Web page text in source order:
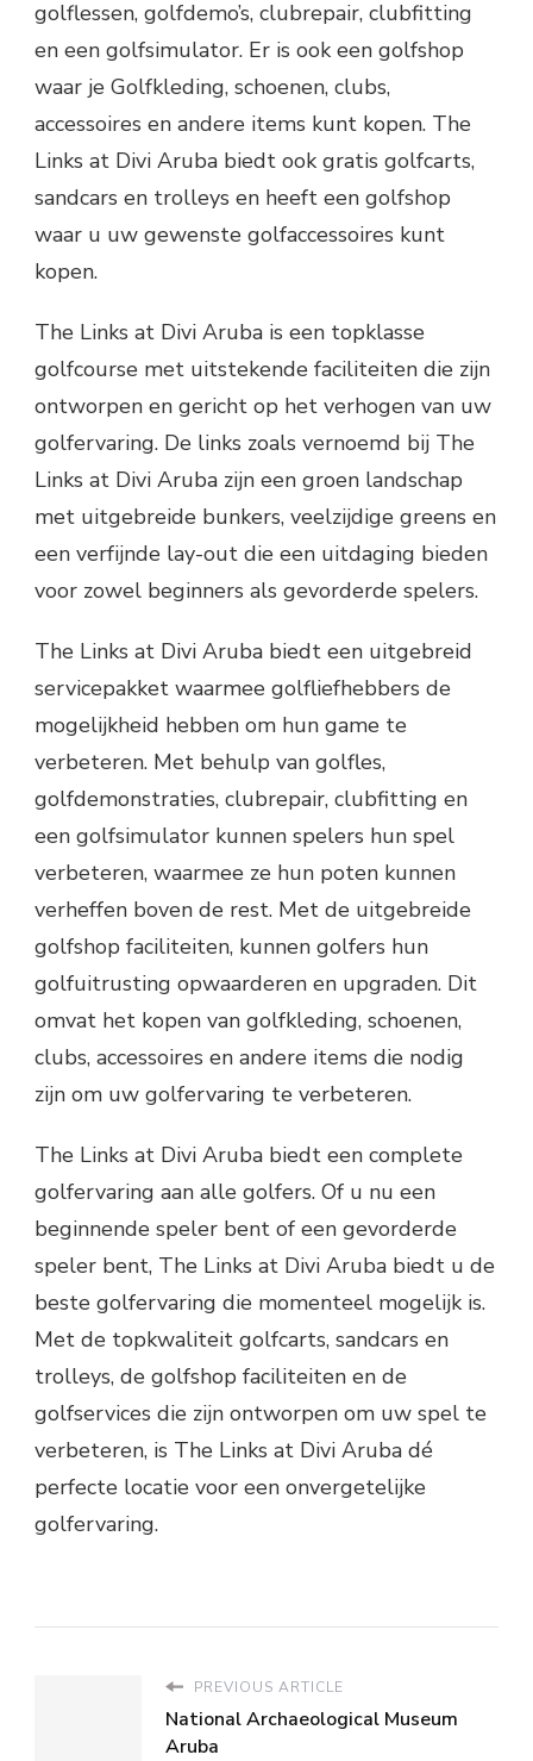
golflessen, golfdemo’s, clubrepair, clubfitting
en een golfsimulator. Er is ook een golfshop
waar je Golfkleding, schoenen, clubs,
accessoires en andere items kunt kopen. The
Links at Divi Aruba biedt ook gratis golfcarts,
sandcars en trolleys en heeft een golfshop
waar u uw gewenste golfaccessoires kunt
kopen.
The Links at Divi Aruba is een topklasse
golfcourse met uitstekende faciliteiten die zijn
ontworpen en gericht op het verhogen van uw
golfervaring. De links zoals vernoemd bij The
Links at Divi Aruba zijn een groen landschap
met uitgebreide bunkers, veelzijdige greens en
een verfijnde lay-out die een uitdaging bieden
voor zowel beginners als gevorderde spelers.
The Links at Divi Aruba biedt een uitgebreid
servicepakket waarmee golfliefhebbers de
mogelijkheid hebben om hun game te
verbeteren. Met behulp van golfles,
golfdemonstraties, clubrepair, clubfitting en
een golfsimulator kunnen spelers hun spel
verbeteren, waarmee ze hun poten kunnen
verheffen boven de rest. Met de uitgebreide
golfshop faciliteiten, kunnen golfers hun
golfuitrusting opwaarderen en upgraden. Dit
omvat het kopen van golfkleding, schoenen,
clubs, accessoires en andere items die nodig
zijn om uw golfervaring te verbeteren.
The Links at Divi Aruba biedt een complete
golfervaring aan alle golfers. Of u nu een
beginnende speler bent of een gevorderde
speler bent, The Links at Divi Aruba biedt u de
beste golfervaring die momenteel mogelijk is.
Met de topkwaliteit golfcarts, sandcars en
trolleys, de golfshop faciliteiten en de
golfservices die zijn ontworpen om uw spel te
verbeteren, is The Links at Divi Aruba dé
perfecte locatie voor een onvergetelijke
golfervaring.
PREVIOUS ARTICLE
National Archaeological Museum
Aruba